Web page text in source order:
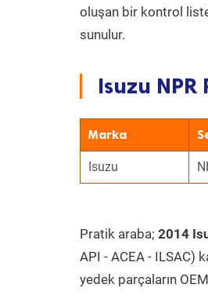
oluşan bir kontrol
sunulur.
Isuzu
Marka
Isuzu
Pratik araba; 2014
API - ACEA - ILSAC)
yedek parçaların